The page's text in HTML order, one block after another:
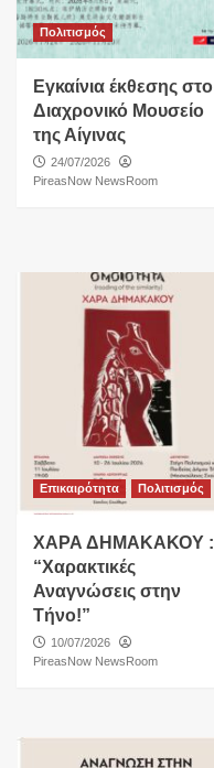
Πολιτισμός
Εγκαίνια έκθεσης στο
Διαχρονικό Μουσείο
της Αίγινας
24/07/2026
PireasNow NewsRoom
Επικαιρότητα Πολιτισμός
ΧΑΡΑ ΔΗΜΑΚΑΚΟΥ :
“Χαρακτικές
Αναγνώσεις στην
Τήνο!”
10/07/2026
PireasNow NewsRoom